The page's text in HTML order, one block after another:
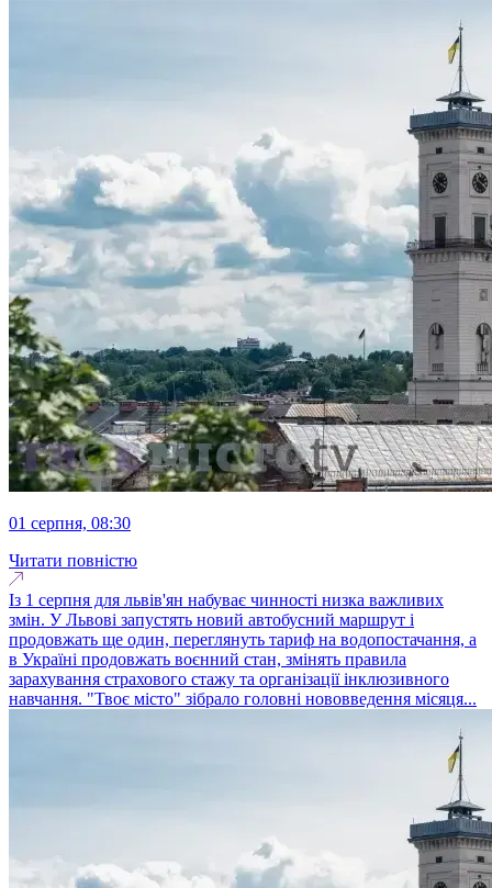
01 серпня, 08:30
Читати повністю
Із 1 серпня для львів'ян набуває чинності низка важливих
змін. У Львові запустять новий автобусний маршрут і
продовжать ще один, переглянуть тариф на водопостачання, а
в Україні продовжать воєнний стан, змінять правила
зарахування страхового стажу та організації інклюзивного
навчання. "Твоє місто" зібрало головні нововведення місяця...